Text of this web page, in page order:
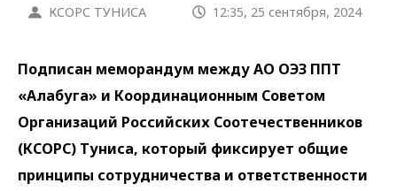
КСОРС ТУНИСА 12:35, 25 сентября, 2024
Подписан меморандум между АО ОЭЗ ППТ
«Алабуга» и Координационным Советом
Организаций Российских Соотечественников
(КСОРС) Туниса, который фиксирует общие
принципы сотрудничества и ответственности